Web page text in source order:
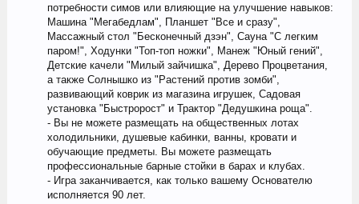
потребности симов или влияющие на улучшение навыков:
Машина "Мегабедлам", Планшет "Все и сразу",
Массажный стол "Бесконечный дзэн", Сауна "С легким
паром!", Ходунки "Топ-топ ножки", Манеж "Юный гений",
Детские качели "Милый зайчишка", Дерево Процветания,
а также Солнышко из "Растений против зомби",
развивающий коврик из магазина игрушек, Садовая
установка "Быстророст" и Трактор "Дедушкина роща".
- Вы не можете размещать на общественных лотах
холодильники, душевые кабинки, ванны, кровати и
обучающие предметы. Вы можете размещать
профессиональные барные стойки в барах и клубах.
- Игра заканчивается, как только вашему Основателю
исполняется 90 лет.